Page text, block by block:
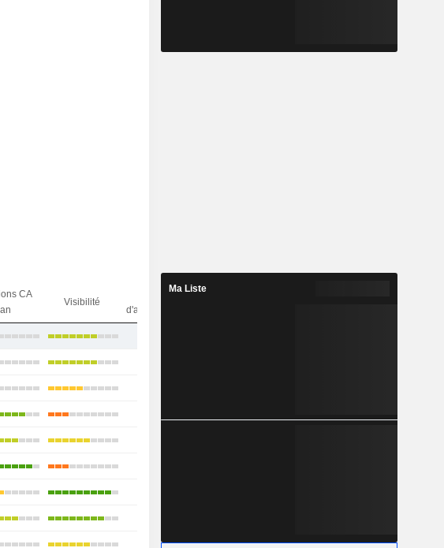
CA
Visibilité
d'analystes
Ma Liste